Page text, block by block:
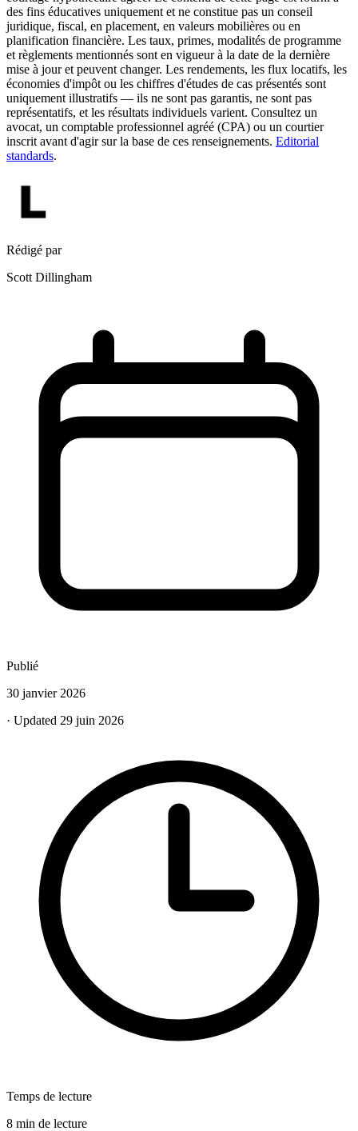
des fins éducatives uniquement et ne constitue pas un conseil
juridique, fiscal, en placement, en valeurs mobilières ou en
planification financière. Les taux, primes, modalités de programme
et règlements mentionnés sont en vigueur à la date de la dernière
mise à jour et peuvent changer. Les rendements, les flux locatifs, les
économies d'impôt ou les chiffres d'études de cas présentés sont
uniquement illustratifs — ils ne sont pas garantis, ne sont pas
représentatifs, et les résultats individuels varient. Consultez un
avocat, un comptable professionnel agréé (CPA) ou un courtier
inscrit avant d'agir sur la base de ces renseignements. Editorial
standards.
Rédigé par
Scott Dillingham
Publié
30 janvier 2026
· Updated 29 juin 2026
Temps de lecture
8 min de lecture